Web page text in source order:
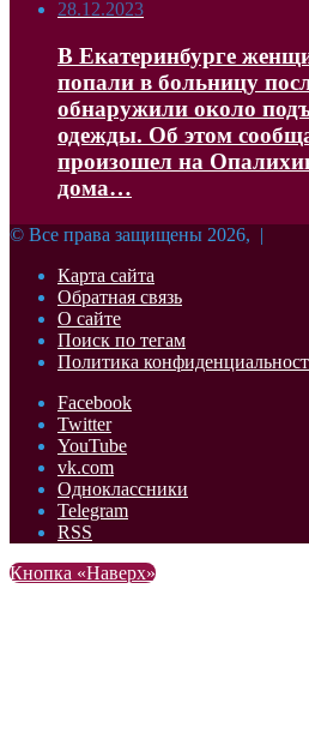
28.12.2023
В Екатеринбурге
попали в больницу
обнаружили около
одежды. Об этом
произошел на
дома…
© Все права защищены 2026, |
Карта сайта
Обратная связь
О сайте
Поиск по тегам
Политика
Facebook
Twitter
YouTube
vk.com
Одноклассники
Telegram
RSS
Кнопка «Наверх»